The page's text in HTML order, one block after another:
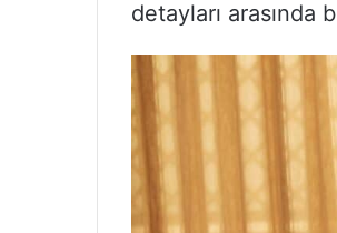
detayları arasında